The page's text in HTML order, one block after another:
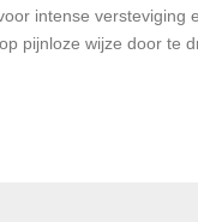
intense versteviging
pijnloze wijze door te